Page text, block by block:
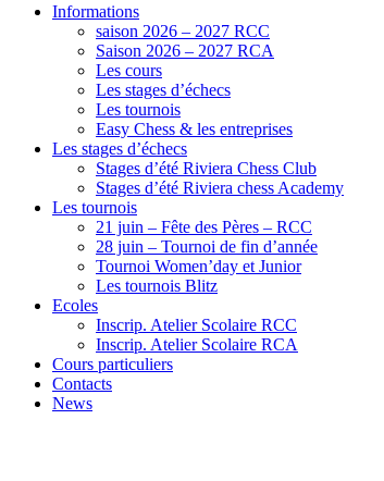
Informations
saison 2026 – 2027 RCC
Saison 2026 – 2027 RCA
Les cours
Les stages d’échecs
Les tournois
Easy Chess & les entreprises
Les stages d’échecs
Stages d’été Riviera Chess Club
Stages d’été Riviera chess Academy
Les tournois
21 juin – Fête des Pères – RCC
28 juin – Tournoi de fin d’année
Tournoi Women’day et Junior
Les tournois Blitz
Ecoles
Inscrip. Atelier Scolaire RCC
Inscrip. Atelier Scolaire RCA
Cours particuliers
Contacts
News